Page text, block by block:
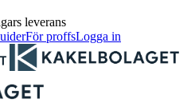
leverans
För proffsLogga in